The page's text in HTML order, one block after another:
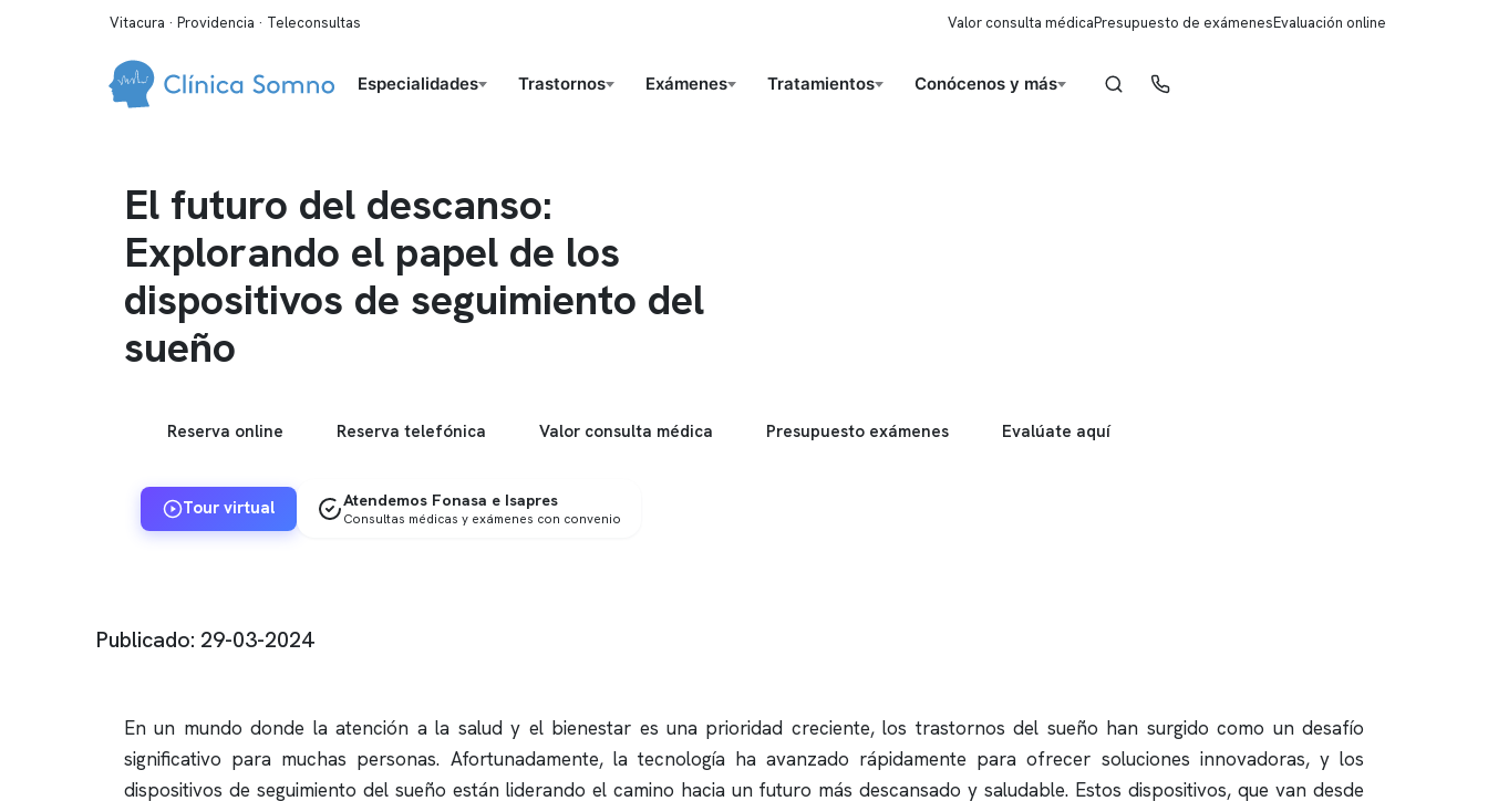
Vitacura · Providencia · Teleconsultas Valor consulta médicaPresupuesto de exámenesEvaluación online
Especialidades Trastornos Exámenes Tratamientos Conócenos y más
El futuro del descanso:
Explorando el papel de los
dispositivos de seguimiento del
sueño
Reserva online Reserva telefónica Valor consulta médica Presupuesto exámenes Evalúate aquí
Tour virtual Atendemos Fonasa e Isapres
Consultas médicas y exámenes con convenio
Publicado: 29-03-2024
En un mundo donde la atención a la salud y el bienestar es una prioridad creciente, los trastornos del sueño han surgido como un desafío
significativo para muchas personas. Afortunadamente, la tecnología ha avanzado rápidamente para ofrecer soluciones innovadoras, y los
dispositivos de seguimiento del sueño están liderando el camino hacia un futuro más descansado y saludable. Estos dispositivos, que van desde